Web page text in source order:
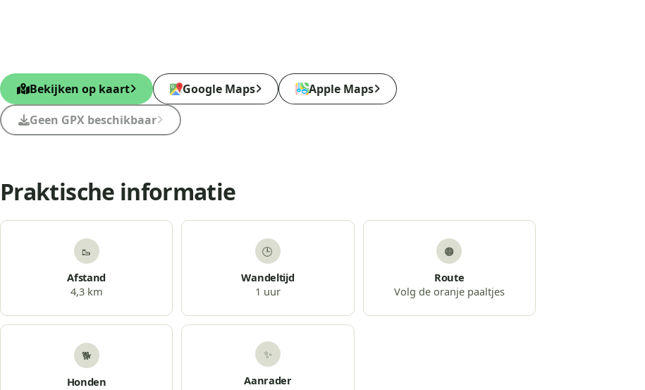
Bekijken op kaart Google Maps
Apple Maps
Geen GPX beschikbaar
Praktische informatie
🥾
Afstand
4,3 km
🕒
Wandeltijd
1 uur
🟠
Route
Volg de oranje paaltjes
🐕
Honden
✨
Aanrader